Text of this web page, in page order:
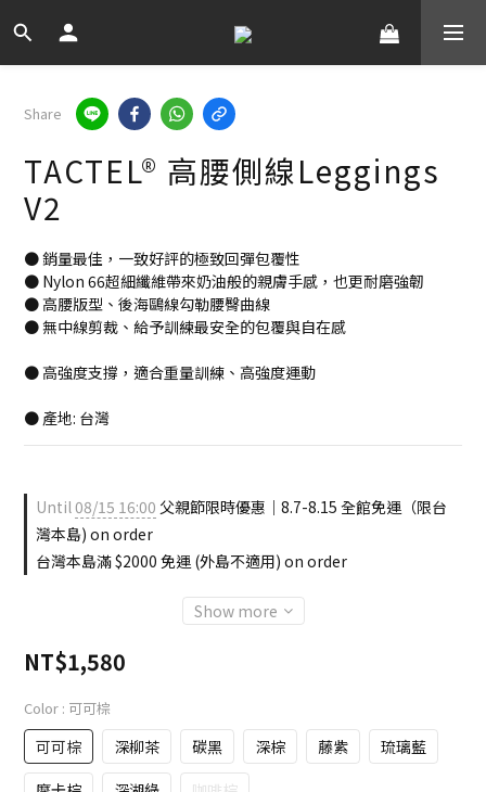
Share
TACTEL® 高腰側線Leggings
V2
● 銷量最佳，一致好評的極致回彈包覆性
● Nylon 66超細纖維帶來奶油般的親膚手感，也更耐磨強韌
● 高腰版型、後海鷗線勾勒腰臀曲線
● 無中線剪裁、給予訓練最安全的包覆與自在感
● 高強度支撐，適合重量訓練、高強度運動
● 產地: 台灣
Until08/15 16:00 父親節限時優惠｜8.7-8.15 全館免運（限台
灣本島) on order
台灣本島滿 $2000 免運 (外島不適用) on order
Show more
NT$1,580
Color : 可可棕
可可棕 深柳茶 碳黑 深棕 藤紫
琉璃藍